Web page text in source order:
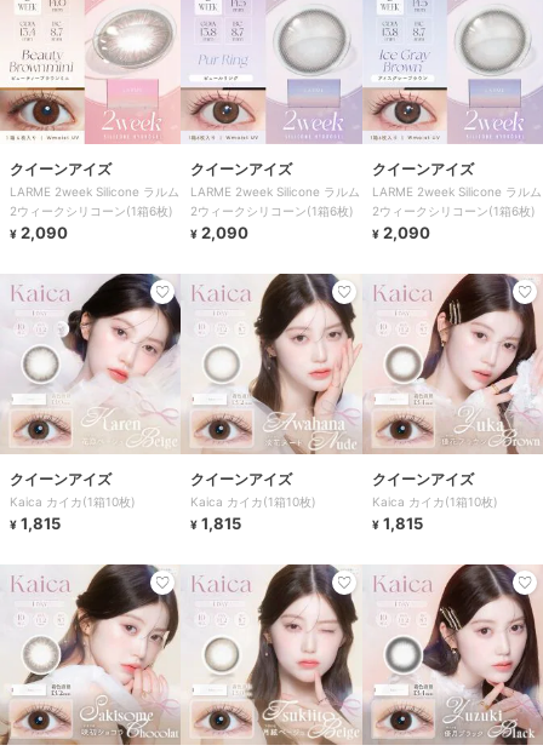
クイーンアイズ
LARME 2week Silicone ラルム
2ウィークシリコーン(1箱6枚)
¥ 2,090
クイーンアイズ
LARME 2week Silicone ラルム
2ウィークシリコーン(1箱6枚)
¥ 2,090
クイーンアイズ
LARME 2week Silicone ラルム
2ウィークシリコーン(1箱6枚)
¥ 2,090
クイーンアイズ
Kaica カイカ(1箱10枚)
¥ 1,815
クイーンアイズ
Kaica カイカ(1箱10枚)
¥ 1,815
クイーンアイズ
Kaica カイカ(1箱10枚)
¥ 1,815